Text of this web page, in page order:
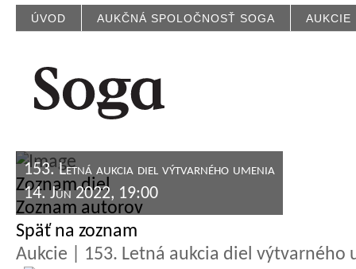
ÚVOD AUKČNÁ SPOLOČNOSŤ SOGA AUKCIE
153. Letná aukcia diel výtvarného umenia
14. Jún 2022, 19:00
Zoznam diel
Zoznam autorov
Späť na zoznam
Aukcie | 153. Letná aukcia diel výtvarného